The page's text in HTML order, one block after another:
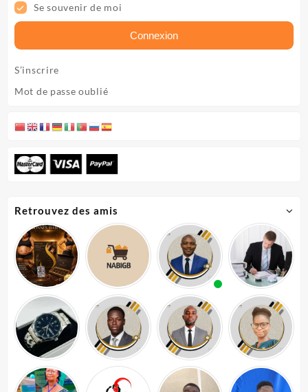
Se souvenir de moi
Connexion
S’inscrire
Mot de passe oublié
Retrouvez des amis